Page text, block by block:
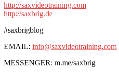
http://saxvideotraining.com
http://saxbrig.de
#saxbrigblog
EMAIL: info@saxvideotraining.com
MESSENGER: m.me/saxbrig